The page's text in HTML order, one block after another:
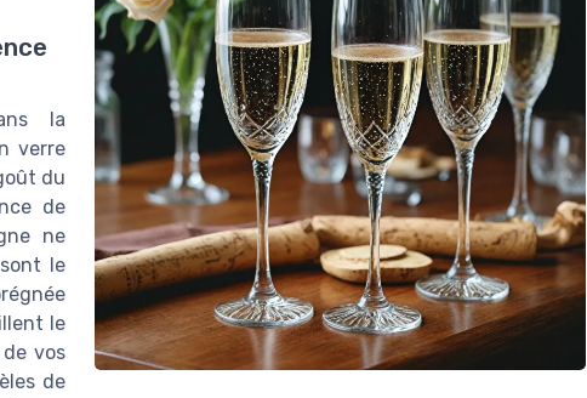
la
verre
du
de
ne
le
le
vos
de